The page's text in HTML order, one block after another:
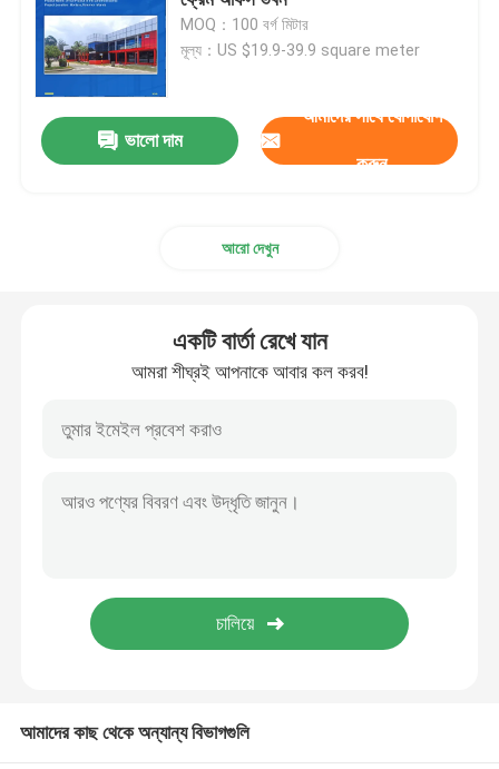
স্টিল স্ট্রাকচার ওয়ার্কশপ
ইস্পাত স্ট্রাকচার বিল্ডিং
ইস্পাত ফ্রেম অফিস বিল্ডিং
ইস্পাত কাঠামোগত উপাদান
MOQ：100 বর্গ মিটার
মূল্য：US $19.9-39.9 square meter
ভালো দাম
আমাদের সাথে যোগাযোগ
করুন
আরো দেখুন
একটি বার্তা রেখে যান
আমরা শীঘ্রই আপনাকে আবার কল করব!
আমাদের কাছ থেকে অন্যান্য বিভাগগুলি